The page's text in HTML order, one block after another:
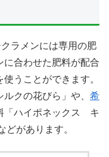
ラメンには専用の肥
合わせた肥料が配合
うことができます。
クの花びら」や、 希
「ハイポネックス キ
どがあります。